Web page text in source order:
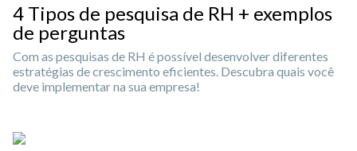
4 Tipos de pesquisa de RH + exemplos
de perguntas
Com as pesquisas de RH é possível desenvolver diferentes
estratégias de crescimento eficientes. Descubra quais você
deve implementar na sua empresa!